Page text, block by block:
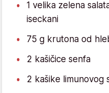
1 velika zelena
iseckani
75 g krutona od
2 kašičice senfa
2 kašike limunovog